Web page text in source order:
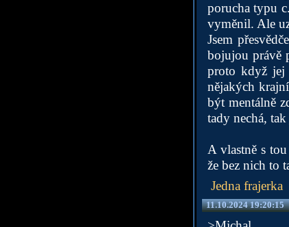
porucha typu
vyměnil. Ale
Jsem
bojujou právě
proto když jej
nějakých
být mentálně
tady nechá,
A vlastně s
že bez nich to
Jedna frajerka
11.10.2024 19:20:15